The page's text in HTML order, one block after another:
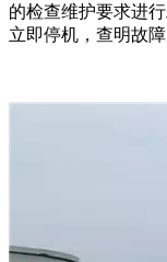
的检查维护要求进
立即停机，查明故